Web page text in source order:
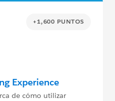
+1,600 PUNTOS
Experience
de cómo utilizar